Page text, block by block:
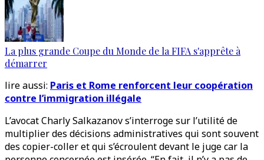
La plus grande Coupe du Monde de la FIFA s'apprête à
démarrer
lire aussi: Paris et Rome renforcent leur coopération
contre l’immigration illégale
L’avocat Charly Salkazanov s’interroge sur l’utilité de
multiplier des décisions administratives qui sont souvent
des copier-coller et qui s’écroulent devant le juge car la